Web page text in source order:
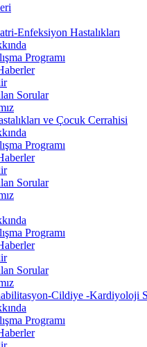
Enfeksiyon Hastalıkları
Programı
Sorular
ve Çocuk Cerrahisi
Programı
Sorular
Programı
Sorular
Cildiye -Kardiyoloji
Programı